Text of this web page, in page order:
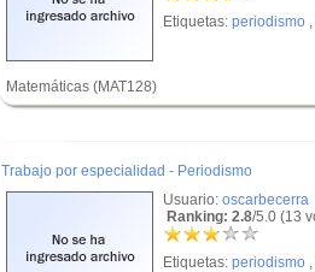
Etiquetas: periodismo ,
Matemáticas (MAT128)
Trabajo por especialidad - Periodismo
Usuario: oscarbecerra
Ranking: 2.8/5.0 (13
Etiquetas: periodismo ,